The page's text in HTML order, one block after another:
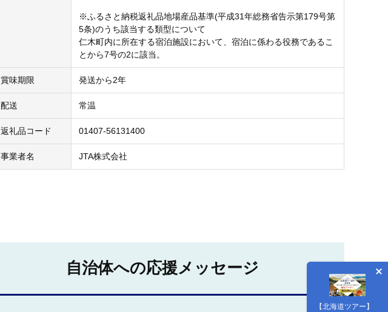
【北海道ツアー】
※ふるさと納税返礼品地場産品基準(平成31年総務省告示第179号第
5条)のうち該当する類型について
仁木町内に所在する宿泊施設において、宿泊に係わる役務であるこ
とから7号の2に該当。
賞味期限 発送から2年
配送 常温
返礼品コード 01407-56131400
事業者名 JTA株式会社
自治体への応援メッセージ